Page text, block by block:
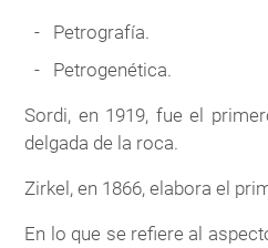
Petrografía.
Petrogenética.
Sordi, en 1919, fue el
delgada de la roca.
Zirkel, en 1866, elabora el
En lo que se refiere al